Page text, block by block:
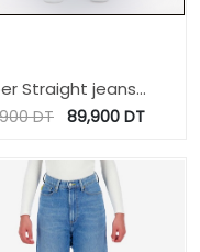
Straight jeans
avec braguette
DT 89,900 DT